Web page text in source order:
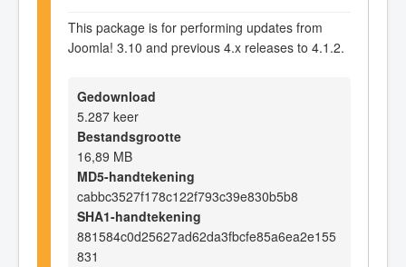
This package is for performing updates from
Joomla! 3.10 and previous 4.x releases to 4.1.2.
Gedownload
5.287 keer
Bestandsgrootte
16,89 MB
MD5-handtekening
cabbc3527f178c122f793c39e830b5b8
SHA1-handtekening
881584c0d25627ad62da3fbcfe85a6ea2e155
831